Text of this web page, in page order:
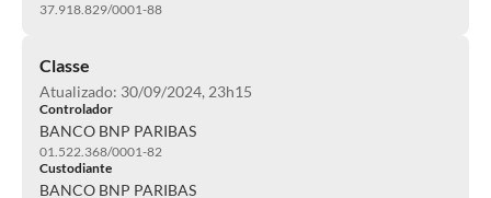
37.918.829/0001-88
Classe
Atualizado: 30/09/2024, 23h15
Controlador
BANCO BNP PARIBAS
01.522.368/0001-82
Custodiante
BANCO BNP PARIBAS